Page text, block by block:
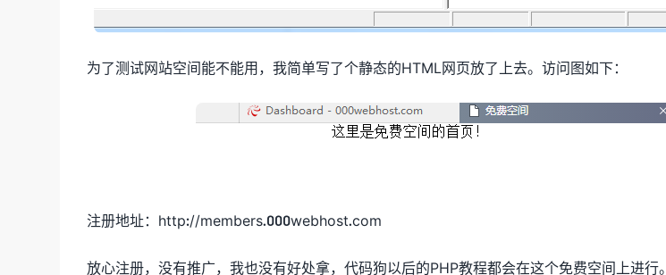
为了测试网站空间能不能用，我简单写了个静态的HTML网页放了上去。访问图如下：
注册地址：http://members.000webhost.com
放心注册，没有推广，我也没有好处拿，代码狗以后的PHP教程都会在这个免费空间上进行。